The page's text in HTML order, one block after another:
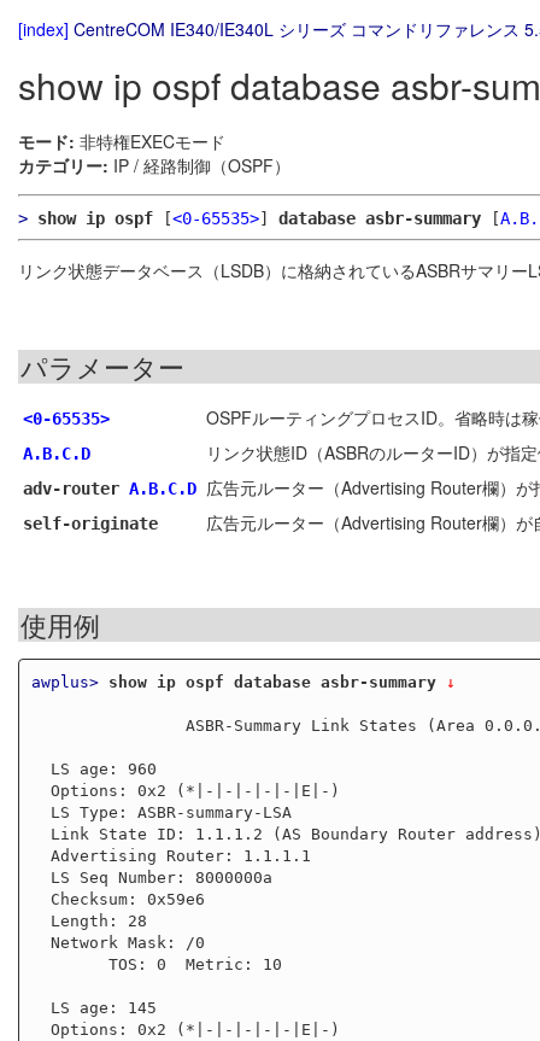
[index] CentreCOM IE340/IE340L シリーズ コマンドリファレンス
show ip ospf database asbr-
モード: 非特権EXECモード
カテゴリー: IP / 経路制御（OSPF）
> show ip ospf [<0-65535>] database asbr-summary [
リンク状態データベース（LSDB）に格納されているASBRサマリ
パラメーター
<0-65535> OSPFルーティングプロセスID。省略時は
A.B.C.D リンク状態ID（ASBRのルーターID）が指
adv-router A.B.C.D 広告元ルーター（Advertising Router欄）
self-originate 広告元ルーター（Advertising Router欄）
使用例
awplus> show ip ospf database asbr-summary ↓